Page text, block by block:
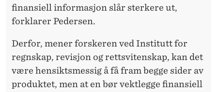
finansiell informasjon slår sterkere ut,
forklarer Pedersen.
Derfor, mener forskeren ved Institutt for
regnskap, revisjon og rettsvitenskap, kan det
være hensiktsmessig å få fram begge sider av
produktet, men at en bør vektlegge finansiell